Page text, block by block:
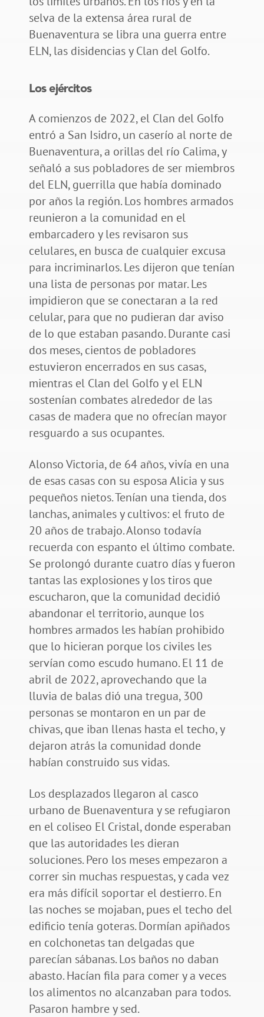
selva de la extensa área rural de
Buenaventura se libra una guerra entre
ELN, las disidencias y Clan del Golfo.
Los ejércitos
A comienzos de 2022, el Clan del Golfo
entró a San Isidro, un caserío al norte de
Buenaventura, a orillas del río Calima, y
señaló a sus pobladores de ser miembros
del ELN, guerrilla que había dominado
por años la región. Los hombres armados
reunieron a la comunidad en el
embarcadero y les revisaron sus
celulares, en busca de cualquier excusa
para incriminarlos. Les dijeron que tenían
una lista de personas por matar. Les
impidieron que se conectaran a la red
celular, para que no pudieran dar aviso
de lo que estaban pasando. Durante casi
dos meses, cientos de pobladores
estuvieron encerrados en sus casas,
mientras el Clan del Golfo y el ELN
sostenían combates alrededor de las
casas de madera que no ofrecían mayor
resguardo a sus ocupantes.
Alonso Victoria, de 64 años, vivía en una
de esas casas con su esposa Alicia y sus
pequeños nietos. Tenían una tienda, dos
lanchas, animales y cultivos: el fruto de
20 años de trabajo. Alonso todavía
recuerda con espanto el último combate.
Se prolongó durante cuatro días y fueron
tantas las explosiones y los tiros que
escucharon, que la comunidad decidió
abandonar el territorio, aunque los
hombres armados les habían prohibido
que lo hicieran porque los civiles les
servían como escudo humano. El 11 de
abril de 2022, aprovechando que la
lluvia de balas dió una tregua, 300
personas se montaron en un par de
chivas, que iban llenas hasta el techo, y
dejaron atrás la comunidad donde
habían construido sus vidas.
Los desplazados llegaron al casco
urbano de Buenaventura y se refugiaron
en el coliseo El Cristal, donde esperaban
que las autoridades les dieran
soluciones. Pero los meses empezaron a
correr sin muchas respuestas, y cada vez
era más difícil soportar el destierro. En
las noches se mojaban, pues el techo del
edificio tenía goteras. Dormían apiñados
en colchonetas tan delgadas que
parecían sábanas. Los baños no daban
abasto. Hacían fila para comer y a veces
los alimentos no alcanzaban para todos.
Pasaron hambre y sed.